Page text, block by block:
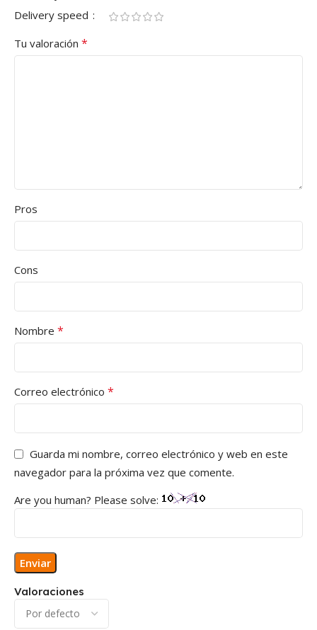
Valoraciones
Delivery speed
Tu valoración *
Pros
Cons
Nombre *
Correo electrónico *
Guarda mi nombre, correo electrónico y web en este
navegador para la próxima vez que comente.
Are you human? Please solve: